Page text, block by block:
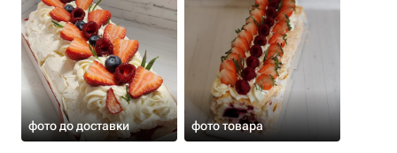
фото до доставки фото товара